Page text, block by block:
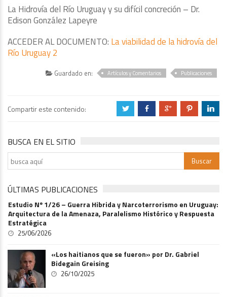
La Hidrovía del Río Uruguay y su difícil concreción – Dr.
Edison González Lapeyre
ACCEDER AL DOCUMENTO: La viabilidad de la hidrovía del
Río Uruguay 2
Guardado en: Artículos y Comentarios Publicaciones
Compartir este contenido: a b c d j
BUSCA EN EL SITIO
ÚLTIMAS PUBLICACIONES
Estudio Nº 1/26 – Guerra Hibrida y Narcoterrorismo en Uruguay:
Arquitectura de la Amenaza, Paralelismo Histórico y Respuesta
Estratégica
25/06/2026
«Los haitianos que se fueron» por Dr. Gabriel
Bidegain Greising
26/10/2025